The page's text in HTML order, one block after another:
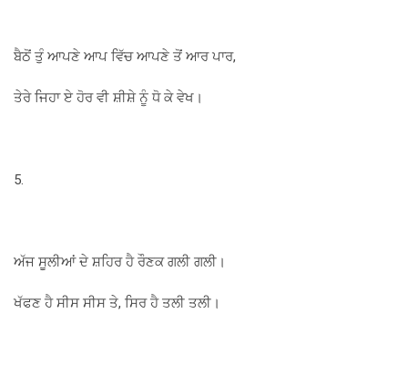
ਬੈਠੋਂ ਤੁੰ ਆਪਣੇ ਆਪ ਵਿੱਚ ਆਪਣੇ ਤੋਂ ਆਰ ਪਾਰ,
ਤੇਰੇ ਜਿਹਾ ਏ ਹੋਰ ਵੀ ਸ਼ੀਸ਼ੇ ਨੂੰ ਧੋ ਕੇ ਵੇਖ।
5.
ਅੱਜ ਸੂਲੀਆਂ ਦੇ ਸ਼ਹਿਰ ਹੈ ਰੌਣਕ ਗਲੀ ਗਲੀ।
ਖੱਫਣ ਹੈ ਸੀਸ ਸੀਸ ਤੇ, ਸਿਰ ਹੈ ਤਲੀ ਤਲੀ।